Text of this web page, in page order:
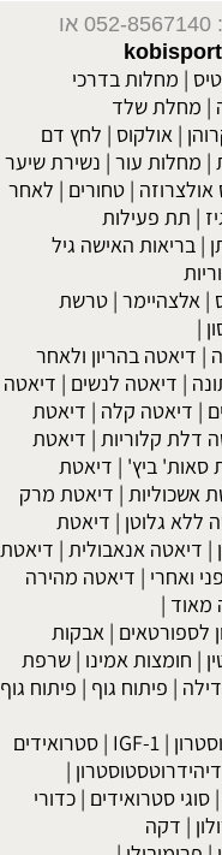
או
| מחלות בדרכי
| מחלת שלד
| אולקוס | לחץ דם
| מחלות עור | נשירת שיער
אולצרוזה |טחורים | לאחר
| תת פעילות
| בריאות האישה גיל
| אלצהיימר |טרשת
|
| דיאטה בהריון ולאחר
| דיאטה לנשים | דיאטה
| דיאטה קלה | דיאטת
דלת קלוריות | דיאטת
סאות' ביץ' | דיאטת
אשכוליות | דיאטת מרק
ללא גלוטן | דיאטת
| דיאטה אנאבולית | דיאטת
ואחרי | דיאטה מהירה
מאוד |
לספורטאים | אבקות
| חומצות אמינו |שרפת
| פיתוח גוף | פיתוח גוף
|
IGF-1
|סטרואידים
דיהידרוטסטוסטרון |
| סוגי סטרואידים | כדורי
| דקה